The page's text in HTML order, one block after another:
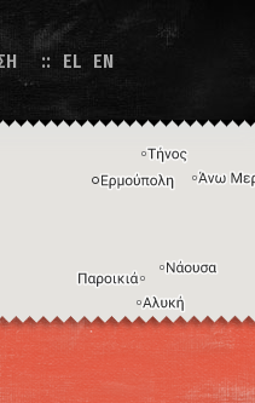
EL EN
σε πνευματικά δικαιώματα